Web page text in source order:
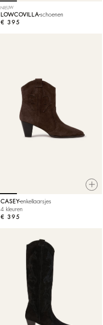
NIEUW
LOWCOVILLA schoenen
€ 395
CASEYenkellaarsjes
4 kleuren
€ 395